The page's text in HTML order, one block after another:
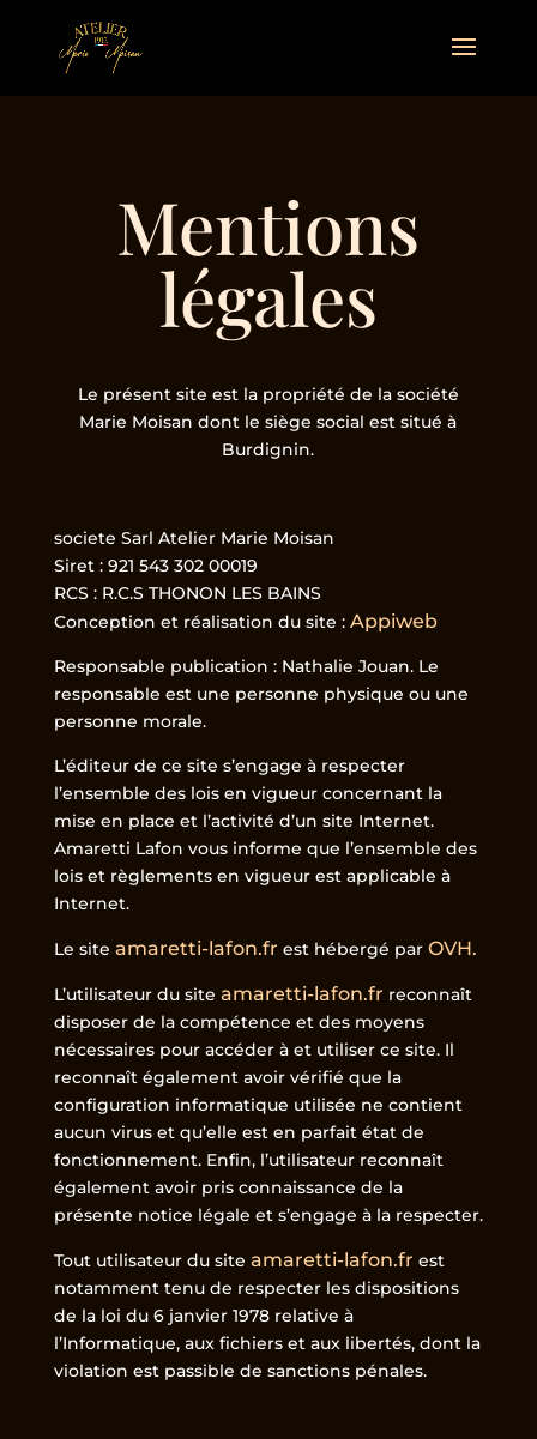
Mentions
légales
Le présent site est la propriété de la société
Marie Moisan dont le siège social est situé à
Burdignin.
societe Sarl Atelier Marie Moisan
Siret : 921 543 302 00019
RCS : R.C.S THONON LES BAINS
Conception et réalisation du site : Appiweb
Responsable publication : Nathalie Jouan. Le
responsable est une personne physique ou une
personne morale.
L’éditeur de ce site s’engage à respecter
l’ensemble des lois en vigueur concernant la
mise en place et l’activité d’un site Internet.
Amaretti Lafon vous informe que l’ensemble des
lois et règlements en vigueur est applicable à
Internet.
Le site amaretti-lafon.fr est hébergé par OVH.
L’utilisateur du site amaretti-lafon.fr reconnaît
disposer de la compétence et des moyens
nécessaires pour accéder à et utiliser ce site. Il
reconnaît également avoir vérifié que la
configuration informatique utilisée ne contient
aucun virus et qu’elle est en parfait état de
fonctionnement. Enfin, l’utilisateur reconnaît
également avoir pris connaissance de la
présente notice légale et s’engage à la respecter.
Tout utilisateur du site amaretti-lafon.fr est
notamment tenu de respecter les dispositions
de la loi du 6 janvier 1978 relative à
l’Informatique, aux fichiers et aux libertés, dont la
violation est passible de sanctions pénales.